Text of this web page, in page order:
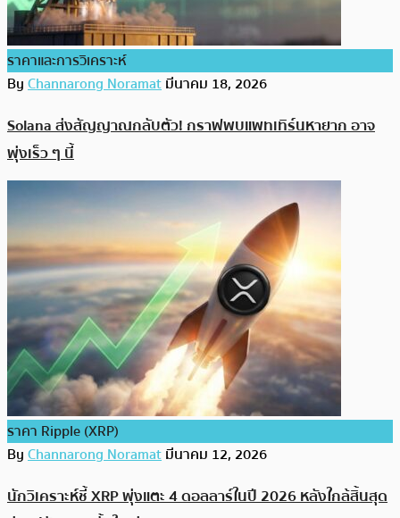
ราคาและการวิเคราะห์
ByChannarong Noramatมีนาคม 18, 2026
Solana ส่งสัญญาณกลับตัว! กราฟพบแพทเทิร์นหายาก อาจ
พุ่งเร็ว ๆ นี้
ราคา Ripple (XRP)
ByChannarong Noramatมีนาคม 12, 2026
นักวิเคราะห์ชี้ XRP พุ่งแตะ 4 ดอลลาร์ในปี 2026 หลังใกล้สิ้นสุด